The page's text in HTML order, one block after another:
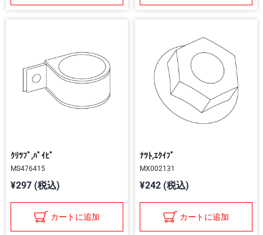
ｸﾘﾂﾌﾟ,ﾊﾟｲﾋﾟ
MS476415
¥297 (税込)
カートに追加
ﾅﾂﾄ,ｴｸｲﾌﾟ
MX002131
¥242 (税込)
カートに追加